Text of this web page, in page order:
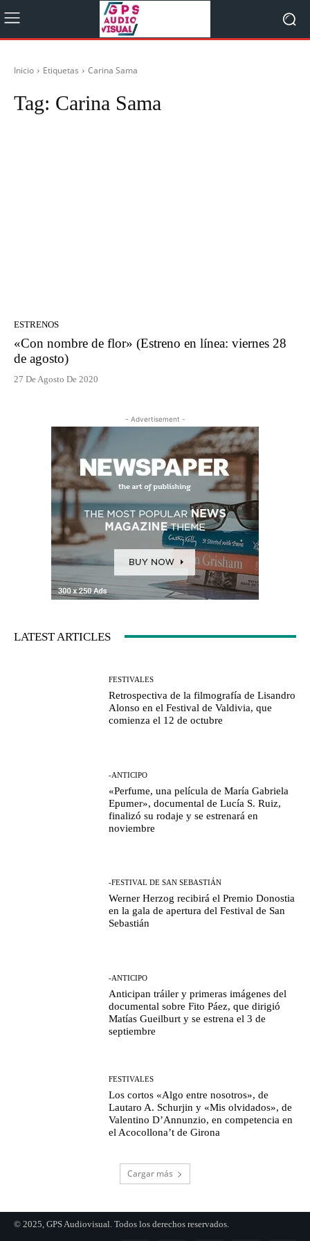
Inicio Etiquetas Carina Sama
Tag: Carina Sama
ESTRENOS
«Con nombre de flor» (Estreno en línea: viernes 28
de agosto)
27 De Agosto De 2020
- Advertisement -
LATEST ARTICLES
FESTIVALES
Retrospectiva de la filmografía de Lisandro
Alonso en el Festival de Valdivia, que
comienza el 12 de octubre
-ANTICIPO
«Perfume, una película de María Gabriela
Epumer», documental de Lucía S. Ruiz,
finalizó su rodaje y se estrenará en
noviembre
-FESTIVAL DE SAN SEBASTIÁN
Werner Herzog recibirá el Premio Donostia
en la gala de apertura del Festival de San
Sebastián
-ANTICIPO
Anticipan tráiler y primeras imágenes del
documental sobre Fito Páez, que dirigió
Matías Gueilburt y se estrena el 3 de
septiembre
FESTIVALES
Los cortos «Algo entre nosotros», de
Lautaro A. Schurjin y «Mis olvidados», de
Valentino D’Annunzio, en competencia en
el Acocollona’t de Girona
Cargar más
© 2025, GPS Audiovisual. Todos los derechos reservados.